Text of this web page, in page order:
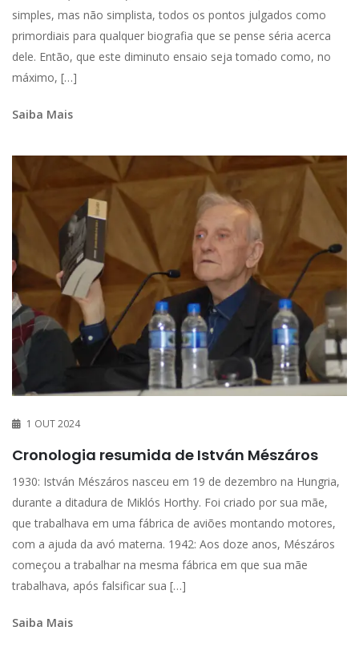
simples, mas não simplista, todos os pontos julgados como
primordiais para qualquer biografia que se pense séria acerca
dele. Então, que este diminuto ensaio seja tomado como, no
máximo, […]
Saiba Mais
1 OUT 2024
Cronologia resumida de István Mészáros
1930: István Mészáros nasceu em 19 de dezembro na Hungria,
durante a ditadura de Miklós Horthy. Foi criado por sua mãe,
que trabalhava em uma fábrica de aviões montando motores,
com a ajuda da avó materna. 1942: Aos doze anos, Mészáros
começou a trabalhar na mesma fábrica em que sua mãe
trabalhava, após falsificar sua […]
Saiba Mais